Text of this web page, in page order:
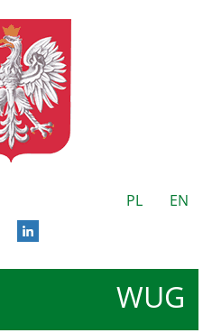
PL EN
WUG